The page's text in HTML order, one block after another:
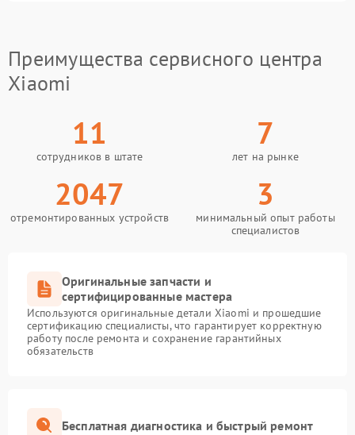
Преимущества сервисного центра
Xiaomi
11
сотрудников в штате
7
лет на рынке
2047
отремонтированных устройств
3
минимальный опыт работы
специалистов
Оригинальные запчасти и
сертифицированные мастера
Используются оригинальные детали Xiaomi и прошедшие
сертификацию специалисты, что гарантирует корректную
работу после ремонта и сохранение гарантийных
обязательств
Бесплатная диагностика и быстрый ремонт